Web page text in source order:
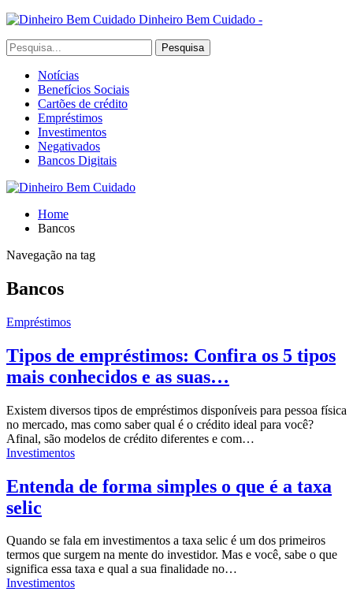
Dinheiro Bem Cuidado -
Notícias
Benefícios Sociais
Cartões de crédito
Empréstimos
Investimentos
Negativados
Bancos Digitais
Home
Bancos
Navegação na tag
Bancos
Empréstimos
Tipos de empréstimos: Confira os 5 tipos
mais conhecidos e as suas…
Existem diversos tipos de empréstimos disponíveis para pessoa física
no mercado, mas como saber qual é o crédito ideal para você?
Afinal, são modelos de crédito diferentes e com…
Investimentos
Entenda de forma simples o que é a taxa
selic
Quando se fala em investimentos a taxa selic é um dos primeiros
termos que surgem na mente do investidor. Mas e você, sabe o que
significa essa taxa e qual a sua finalidade no…
Investimentos